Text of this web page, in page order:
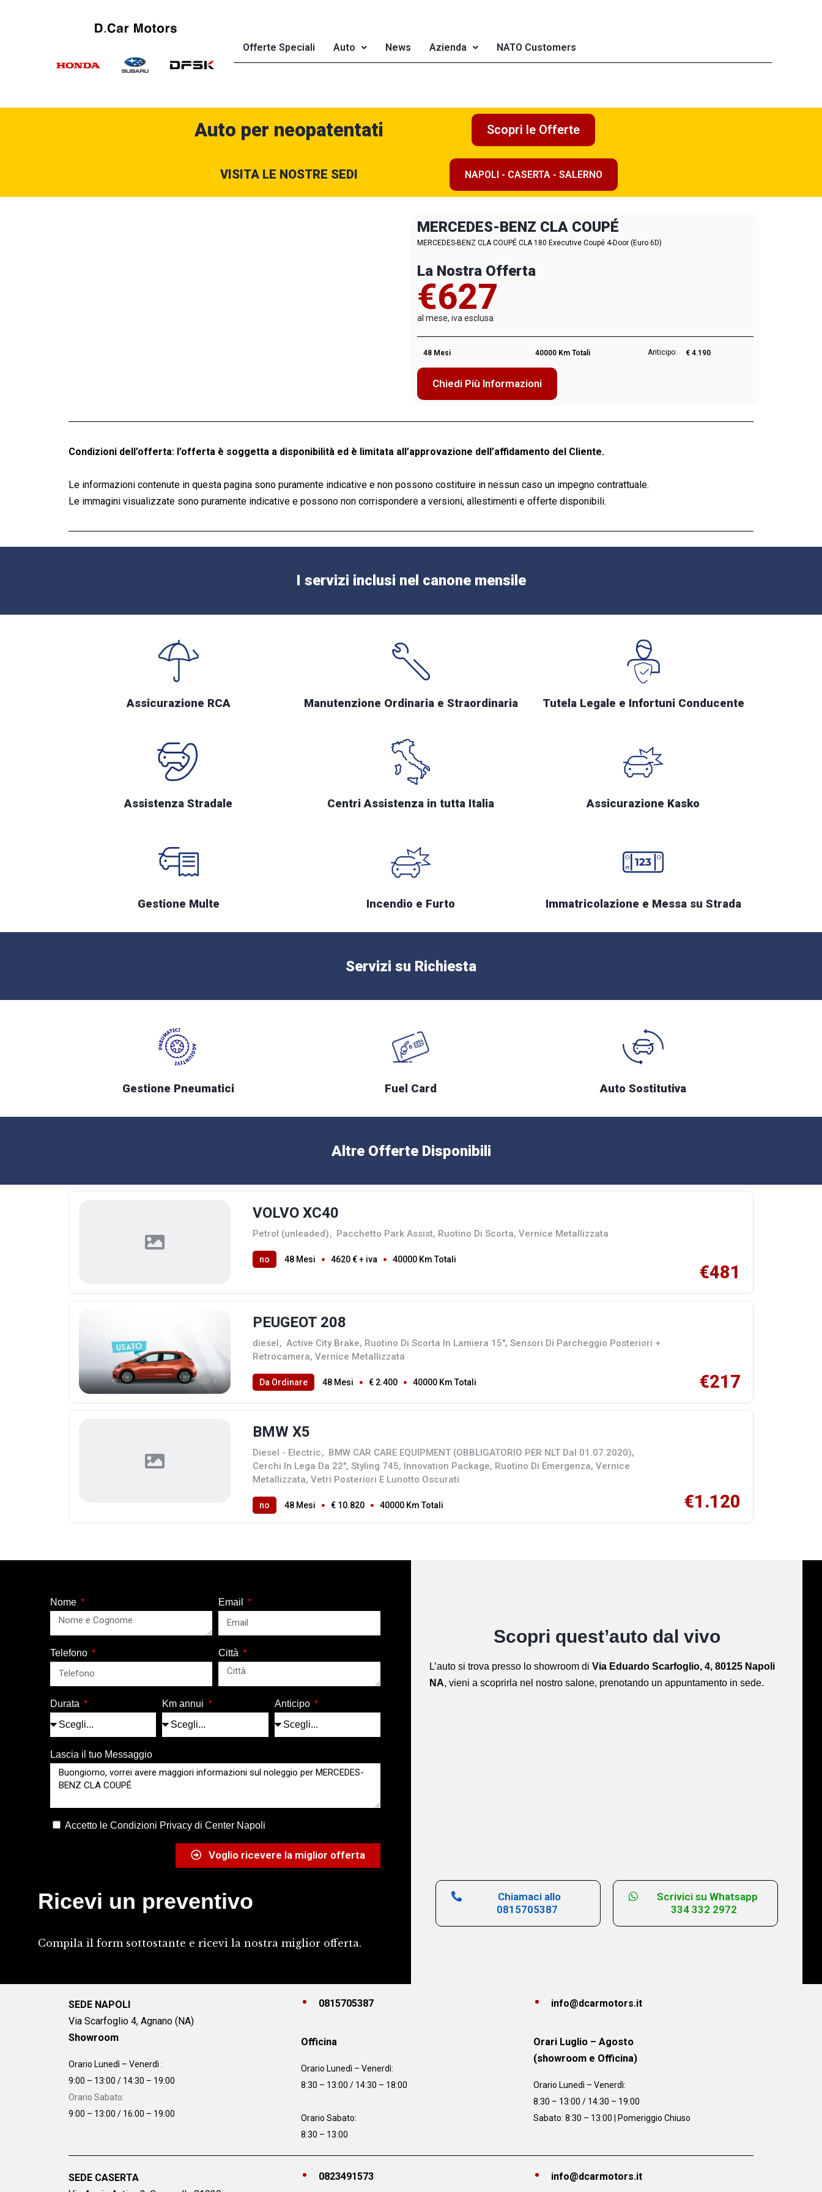
Offerte Speciali Auto News Azienda NATO Customers
Auto per neopatentati Scopri le Offerte
VISITA LE NOSTRE SEDI NAPOLI - CASERTA - SALERNO
MERCEDES-BENZ CLA COUPÉ
MERCEDES-BENZ CLA COUPÉ CLA 180 Executive Coupé 4-Door (Euro 6D)
La Nostra Offerta
€627
al mese, iva esclusa
48 Mesi 40000 Km Totali Anticipo: € 4.190
Chiedi Più Informazioni
Condizioni dell’offerta: l’offerta è soggetta a disponibilità ed è limitata all’approvazione dell’affidamento del Cliente.
Le informazioni contenute in questa pagina sono puramente indicative e non possono costituire in nessun caso un impegno contrattuale.
Le immagini visualizzate sono puramente indicative e possono non corrispondere a versioni, allestimenti e offerte disponibili.
I servizi inclusi nel canone mensile
Assicurazione RCA Manutenzione Ordinaria e Straordinaria Tutela Legale e Infortuni Conducente
Assistenza Stradale Centri Assistenza in tutta Italia Assicurazione Kasko
Gestione Multe Incendio e Furto Immatricolazione e Messa su Strada
Servizi su Richiesta
Gestione Pneumatici Fuel Card Auto Sostitutiva
Altre Offerte Disponibili
VOLVO XC40
Petrol (unleaded), Pacchetto Park Assist, Ruotino Di Scorta, Vernice Metallizzata
no 48 Mesi 4620 € + iva 40000 Km Totali
€481
1
PEUGEOT 208
diesel, Active City Brake, Ruotino Di Scorta In Lamiera 15", Sensori Di Parcheggio Posteriori +
Retrocamera, Vernice Metallizzata
Da Ordinare 48 Mesi € 2.400 40000 Km Totali €217
BMW X5
Diesel - Electric, BMW CAR CARE EQUIPMENT (OBBLIGATORIO PER NLT Dal 01.07.2020),
Cerchi In Lega Da 22", Styling 745, Innovation Package, Ruotino Di Emergenza, Vernice
Metallizzata, Vetri Posteriori E Lunotto Oscurati
no 48 Mesi € 10.820 40000 Km Totali €1.120
Nome Email
Telefono Città
Durata Km annui Anticipo
Lascia il tuo Messaggio
Accetto le Condizioni Privacy di Center Napoli
Voglio ricevere la miglior offerta
Ricevi un preventivo
Compila il form sottostante e ricevi la nostra miglior offerta.
Scopri quest’auto dal vivo
L’auto si trova presso lo showroom di Via Eduardo Scarfoglio, 4, 80125 Napoli
NA, vieni a scoprirla nel nostro salone, prenotando un appuntamento in sede.
Chiamaci allo
0815705387
Scrivici su Whatsapp
334 332 2972
SEDE NAPOLI
Via Scarfoglio 4, Agnano (NA)
Showroom
Orario Lunedì – Venerdì :
9:00 – 13:00 / 14:30 – 19:00
Orario Sabato:
9:00 – 13:00 / 16:00 – 19:00
0815705387
Officina
Orario Lunedì – Venerdì:
8:30 – 13:00 / 14:30 – 18:00
Orario Sabato:
8:30 – 13:00
info@dcarmotors.it
Orari Luglio – Agosto
(showroom e Officina)
Orario Lunedì – Venerdì:
8:30 – 13:00 / 14:30 – 19:00
Sabato: 8:30 – 13:00 | Pomeriggio Chiuso
SEDE CASERTA
0823491573 info@dcarmotors.it